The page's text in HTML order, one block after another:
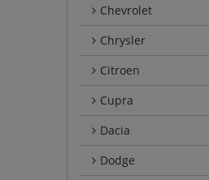
Chevrolet
Chrysler
Citroen
Cupra
Dacia
Dodge